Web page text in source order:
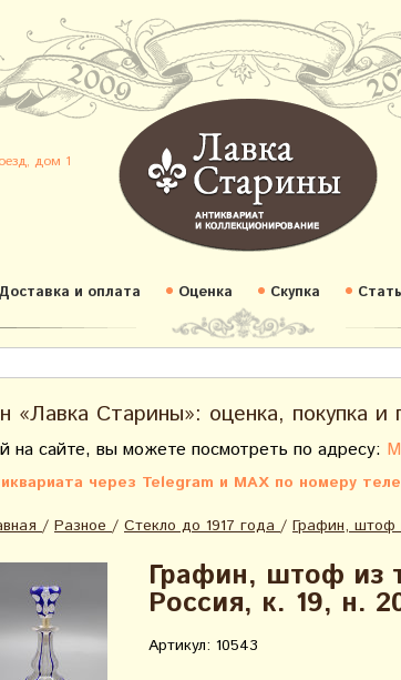
дом 1
Доставка и оплата Оценка Скупка
«Лавка Старины»: оценка, покупка и
на сайте, вы можете посмотреть по адресу:
через Telegram и MAX по номеру
/ Разное / Стекло до 1917 года / Графин, штоф
Графин, штоф из
Россия, к. 19, н.
Артикул: 10543